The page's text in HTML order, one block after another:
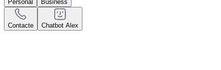
Personal Business
Contacte Chatbot Alex